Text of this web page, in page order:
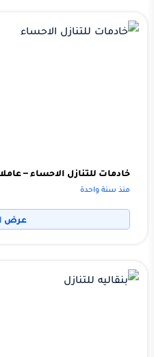
خادمات للتنازل الاحساء –
منذ سنة واحدة
عرض